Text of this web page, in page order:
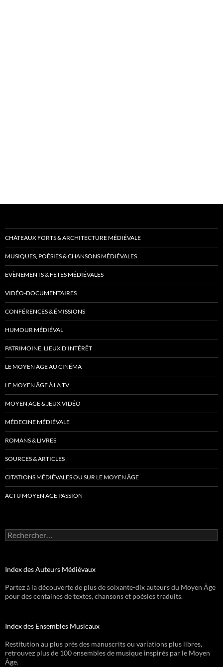
CHÂTEAUX FORTS & ARCHITECTURE MÉDIÉVALE
MUSIQUES, POÉSIES & CHANSONS MÉDIÉVALES
EVÈNEMENTS & FÊTES MÉDIÉVALES
VIDÉO-DOCUMENTAIRES
CONFÉRENCES & ÉMISSIONS
HUMOUR MÉDIÉVAL
PATRIMOINE, LIEUX D’INTÉRÊT
LE MOYEN ÂGE AU CINÉMA
LE MOYEN ÂGE À LA TV
MOYEN ÂGE & JEUX VIDÉO
MÉDECINE MÉDIÉVALE
ROMANS & LIVRES
SOURCES & ARTICLES
CITATIONS MÉDIÉVALES OU SUR LE MOYEN ÂGE
ACTU MOYEN ÂGE PASSION
Rechercher :
Index des Auteurs Médiévaux
Partez à la découverte de plus de soixante-dix auteurs du Moyen Âge
pour des centaines de textes, chansons et poésies traduits.
Index des Ensembles Musicaux
Restitution au plus près des manuscrits ou variations plus libres,
retrouvez plus de 100 ensembles de musique inspirés par le Moyen
Âge.